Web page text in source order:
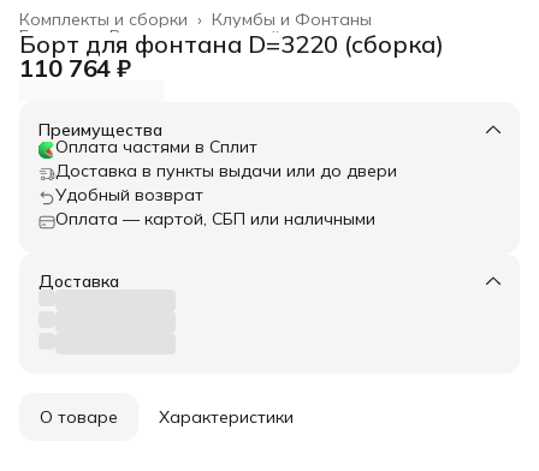
Клумбы и Фонтаны
Комплекты и сборки ›
Весь архитектурный декор ›
Главная ›
Борт для фонтана D=3220 (сборка)
110 764 ₽
Преимущества
Оплата частями в Сплит
Доставка в пункты выдачи или до двери
Удобный возврат
Оплата — картой, СБП или наличными
Доставка
О товаре Характеристики